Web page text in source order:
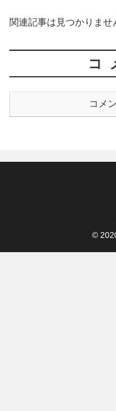
関連記事は見つかりませ
コ
コメ
©